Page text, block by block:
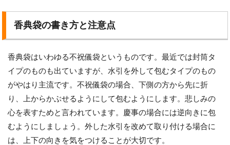
香典袋の書き方と注意点
香典袋はいわゆる不祝儀袋というものです。最近では封筒タ
イプのものも出ていますが、水引を外して包むタイプのもの
がやはり主流です。不祝儀袋の場合、下側の方から先に折
り、上からかぶせるようにして包むようにします。悲しみの
心を表すためと言われています。慶事の場合には逆向きに包
むようにしましょう。外した水引を改めて取り付ける場合に
は、上下の向きを気をつけることが大切です。